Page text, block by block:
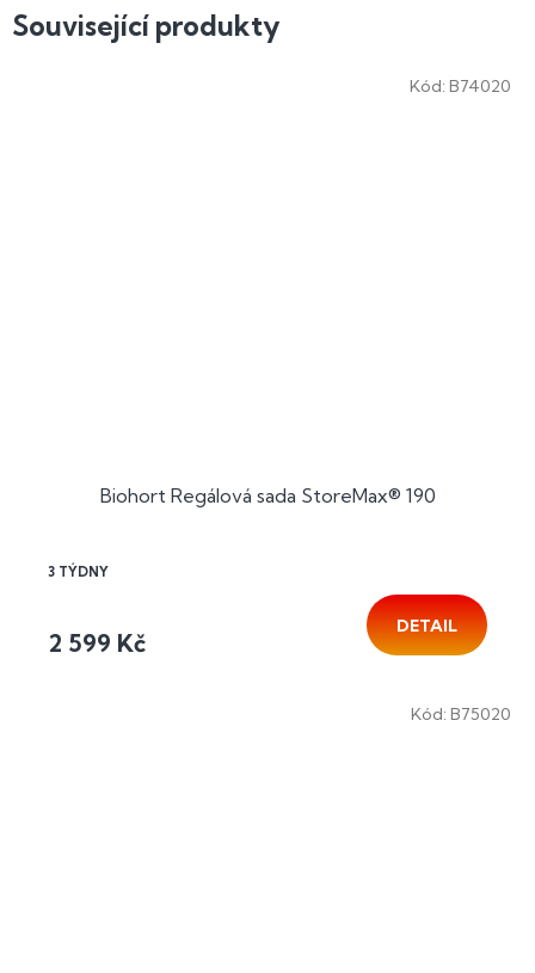
Související produkty
Biohort Regálová sada StoreMax® 190
3 TÝDNY
2 599 Kč
DETAIL
Kód: B74020
Kód: B75020